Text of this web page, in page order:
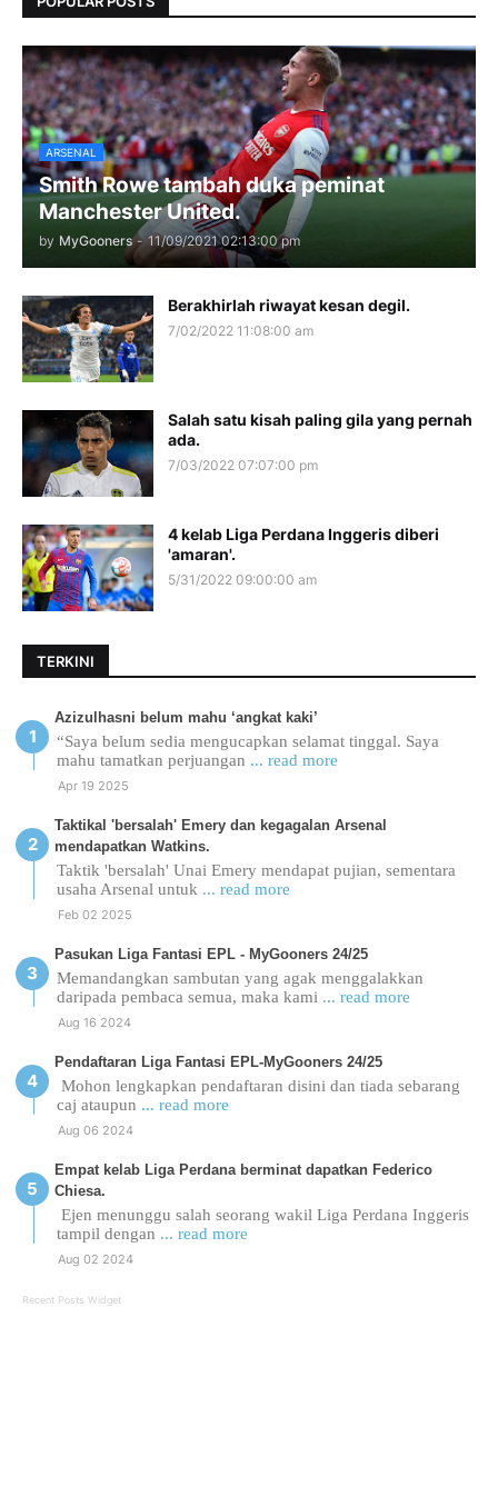
ARSENAL
Smith Rowe tambah duka peminat
Manchester United.
by MyGooners - 11/09/2021 02:13:00 pm
Berakhirlah riwayat kesan degil.
7/02/2022 11:08:00 am
Salah satu kisah paling gila yang pernah
ada.
7/03/2022 07:07:00 pm
4 kelab Liga Perdana Inggeris diberi
'amaran'.
5/31/2022 09:00:00 am
TERKINI
Azizulhasni belum mahu ‘angkat kaki’
“Saya belum sedia mengucapkan selamat tinggal. Saya
mahu tamatkan perjuangan ... read more
Apr 19 2025
Taktikal 'bersalah' Emery dan kegagalan Arsenal
mendapatkan Watkins.
Taktik 'bersalah' Unai Emery mendapat pujian, sementara
usaha Arsenal untuk ... read more
Feb 02 2025
Pasukan Liga Fantasi EPL - MyGooners 24/25
Memandangkan sambutan yang agak menggalakkan
daripada pembaca semua, maka kami ... read more
Aug 16 2024
Pendaftaran Liga Fantasi EPL-MyGooners 24/25
Mohon lengkapkan pendaftaran disini dan tiada sebarang
caj ataupun ... read more
Aug 06 2024
Empat kelab Liga Perdana berminat dapatkan Federico
Chiesa.
Ejen menunggu salah seorang wakil Liga Perdana Inggeris
tampil dengan ... read more
Aug 02 2024
Recent Posts Widget